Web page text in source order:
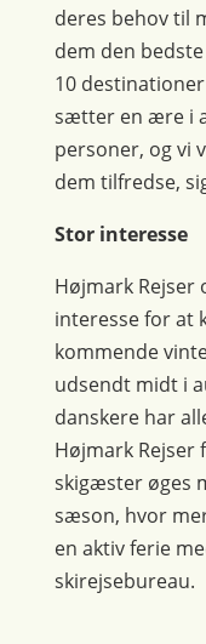
deres behov til
dem den
10
sætter en ære i
personer, og vi
dem tilfredse,
Stor interesse
Højmark
interesse for at
kommende
udsendt midt i
danskere har
Højmark Rejser
skigæster øges
sæson, hvor
en aktiv ferie
skirejsebureau.